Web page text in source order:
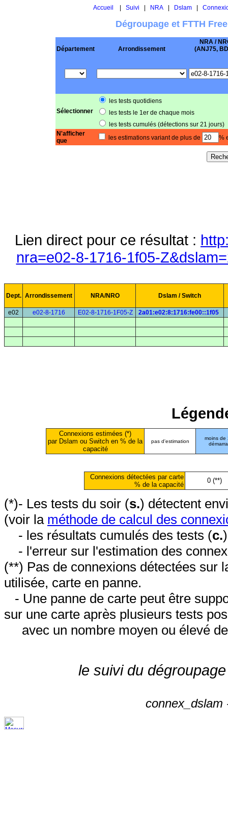
Accueil Suivi NRA| Dslam|
Dégroupage et FTTH
Département Arrondissement
NRA /
(ANJ75,
Sélectionner
les tests quotidiens
les tests le 1er de chaque mois
les tests cumulés (détections sur 21 jours)
N'afficher
que
les estimations variant de plus de %
Lien direct pour ce résultat :
nra=e02-8-1716-1f05-
Dept. Arrondissement NRA/NRO Dslam / Switch
e02 e02-8-1716 E02-8-1716-1F05-Z 2a01:e02:8:1716:fe00::1f05
Connexions estimées (*)
par Dslam ou Switch en % de la
capacité
pas d'estimation
moins de
Connexions détectées par carte
% de la capacité
0 (**)
(*)- Les tests du soir (s.) détectent
(voir la méthode de calcul des
- les résultats cumulés des tests (c.
- l'erreur sur l'estimation des
(**) Pas de connexions détectées sur
utilisée, carte en panne.
- Une panne de carte peut être
sur une carte après plusieurs tests
avec un nombre moyen ou élevé
le suivi du
connex_dslam